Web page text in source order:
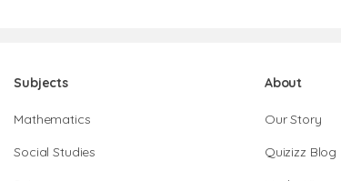
Subjects
Mathematics
Social Studies
About
Our Story
Quizizz Blog